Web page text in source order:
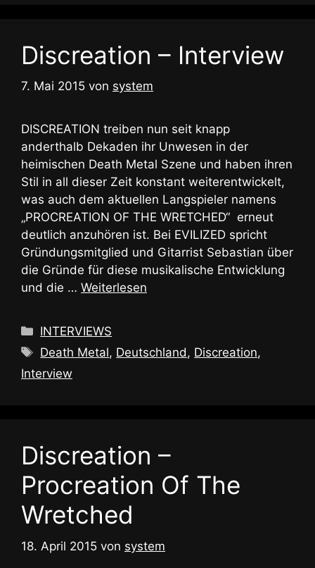
Discreation – Interview
7. Mai 2015 von system
DISCREATION treiben nun seit knapp
anderthalb Dekaden ihr Unwesen in der
heimischen Death Metal Szene und haben ihren
Stil in all dieser Zeit konstant weiterentwickelt,
was auch dem aktuellen Langspieler namens
„PROCREATION OF THE WRETCHED“ erneut
deutlich anzuhören ist. Bei EVILIZED spricht
Gründungsmitglied und Gitarrist Sebastian über
die Gründe für diese musikalische Entwicklung
und die … Weiterlesen
Kategorien
INTERVIEWS
Schlagwörter
Death Metal, Deutschland, Discreation,
Interview
Discreation –
Procreation Of The
Wretched
18. April 2015 von system